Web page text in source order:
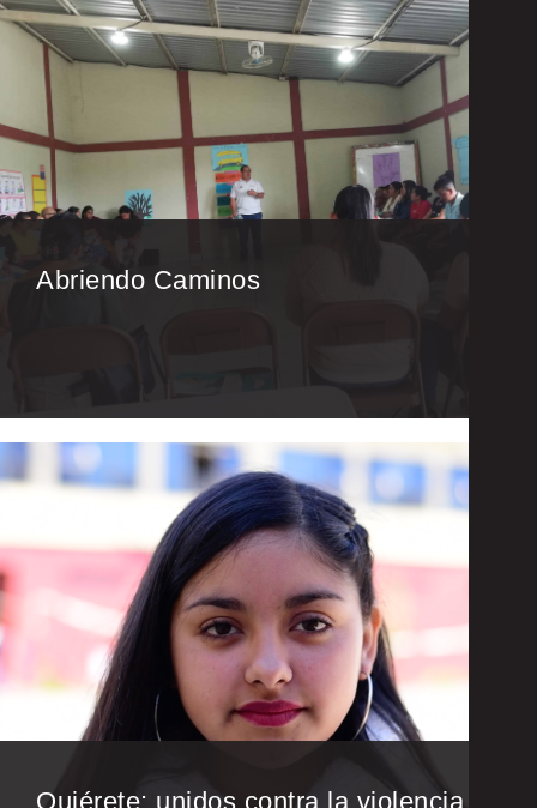
Abriendo Caminos
Quiérete: unidos contra la violencia